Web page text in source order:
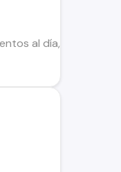
al día, con